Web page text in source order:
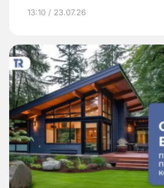
13:10 / 23.07.26